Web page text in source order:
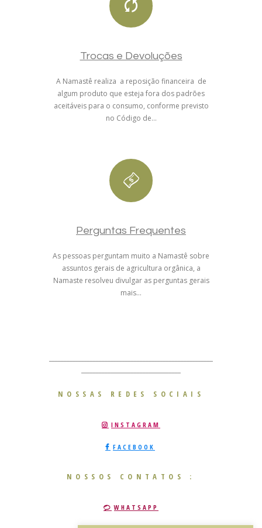
Trocas e Devoluções
A Namastê realiza a reposição financeira de
algum produto que esteja fora dos padrões
aceitáveis para o consumo, conforme previsto
no Código de...
Perguntas Frequentes
As pessoas perguntam muito a Namastê sobre
assuntos gerais de agricultura orgânica, a
Namaste resolveu divulgar as perguntas gerais
mais...
NOSSAS REDES SOCIAIS
INSTAGRAM
FACEBOOK
NOSSOS CONTATOS :
WHATSAPP